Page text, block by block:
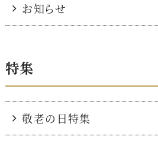
お知らせ
特集
敬老の日特集